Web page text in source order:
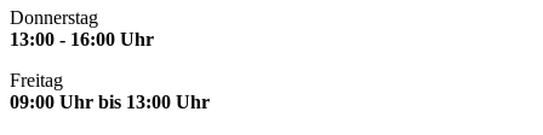
Donnerstag
13:00 - 16:00 Uhr
Freitag
09:00 Uhr bis 13:00 Uhr